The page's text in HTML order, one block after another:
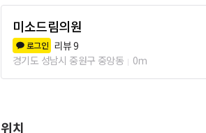
미소드림의원
로그인 리뷰9
경기도 성남시 중원구 중앙동
0m
위치